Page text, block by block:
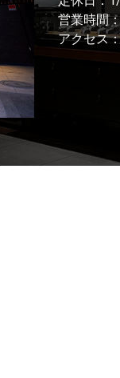
営業時間
アクセス